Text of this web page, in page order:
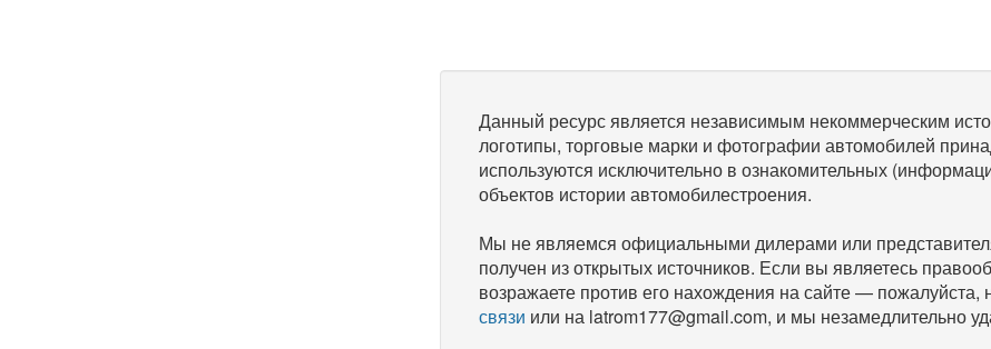
Данный ресурс является независимым некоммерческим
логотипы, торговые марки и фотографии автомобилей
используются исключительно в ознакомительных
объектов истории автомобилестроения.
Мы не являемся официальными дилерами или
получен из открытых источников. Если вы являетесь
возражаете против его нахождения на сайте — пожалуйста,
связи или на latrom177@gmail.com, и мы незамедлительно